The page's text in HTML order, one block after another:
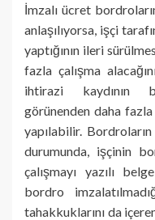
İmzalı ücret
anlaşılıyorsa, işçi
yaptığının ileri
fazla çalışma
ihtirazi kaydının
görünenden daha
yapılabilir.
durumunda, işçinin
çalışmayı yazılı
bordro
tahakkuklarını da